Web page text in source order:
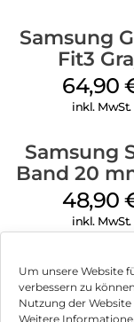
Um unsere Website
verbessern zu
Nutzung der
Weitere
Samsung
Fit3
64,90
inkl. MwSt.
Samsung
Band 20
Galaxy
Series
48,90
inkl. MwSt.
Impressum